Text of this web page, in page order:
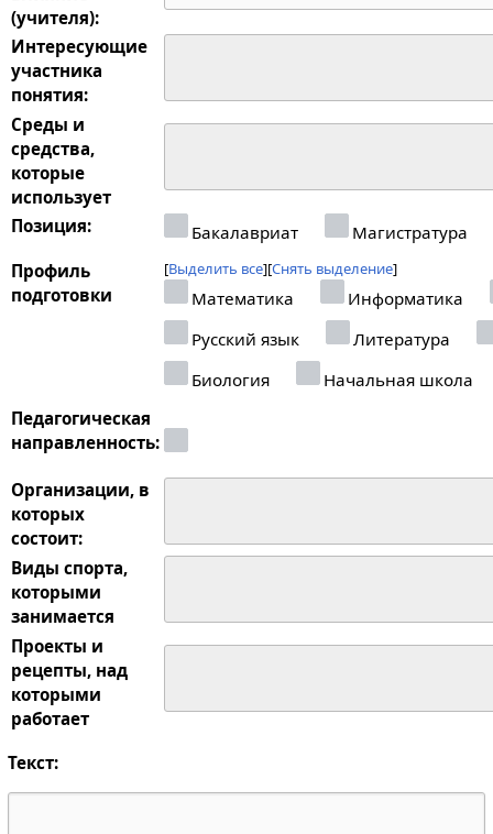
(учителя):
Интересующие
участника
понятия:
Среды и
средства,
которые
использует
Позиция:
Бакалавриат
Магистратура
Профиль
подготовки
Выделить все Снять выделение
Математика
Информатика
Русский язык
Литература
Биология
Начальная школа
Педагогическая
направленность:
Организации, в
которых
состоит:
Виды спорта,
которыми
занимается
Проекты и
рецепты, над
которыми
работает
Текст: